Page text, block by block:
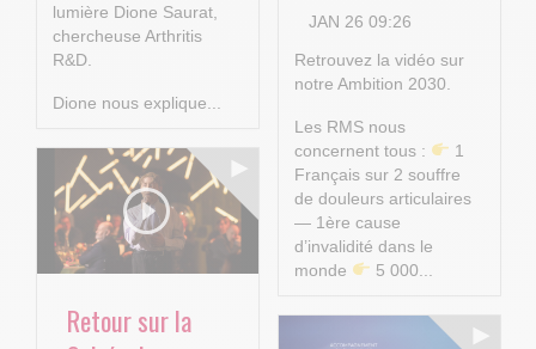
lumière Dione Saurat,
chercheuse Arthritis
R&D.
Dione nous explique...
JAN 26 09:26
Retrouvez la vidéo sur
notre Ambition 2030.
Les RMS nous
concernent tous :
1
Français sur 2 souffre
de douleurs articulaires
— 1ère cause
d’invalidité dans le
monde
5 000...
Retour sur la